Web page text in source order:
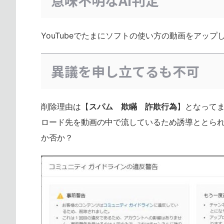
YouTubeでたまにソフトの使い方の動画をアップ
異議を申し立てるも不可
削除理由は【 スパム 欺瞞 詐欺行為】となって
ロード先を動画の中で流しているため誘導ととら
か否か？